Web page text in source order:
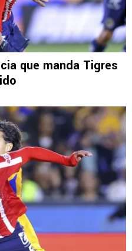
que manda Tigres